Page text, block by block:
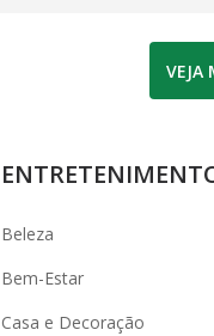
VEJA
Beleza
Bem-Estar
Casa e Decoração